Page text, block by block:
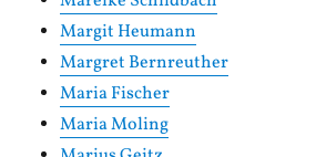
Margit Heumann
Margret Bernreuther
Maria Fischer
Maria Moling